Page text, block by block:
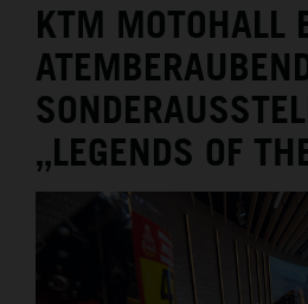
KTM MOTOHALL
„LEGENDS OF